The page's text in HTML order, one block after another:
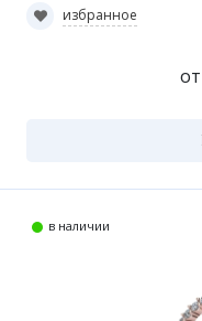
избранное
от
в наличии